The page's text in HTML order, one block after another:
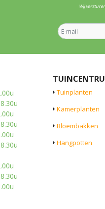
Wij
Tuinplanten
Kamerplanten
Bloembakken
Hangpotten